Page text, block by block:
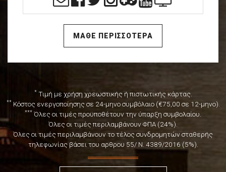
ΜΑΘΕ ΠΕΡΙΣΣΟΤΕΡΑ
* Τιμή με χρήση χρεωστικής ή πιστωτικής κάρτας.
** Κόστος ενεργοποίησης σε 24-μηνο συμβόλαιο (€75,00 σε 12-μηνο).
*** Όλες οι τιμές προϋποθέτουν την ύπαρξη συμβολαίου.
Όλες οι τιμές περιλαμβάνουν ΦΠΑ (24%).
Όλες οι τιμές περιλαμβάνουν το τέλος συνδρομητών σταθερής
τηλεφωνίας βάσει του αρθρου 55/ Ν. 4389/2016 (5%).